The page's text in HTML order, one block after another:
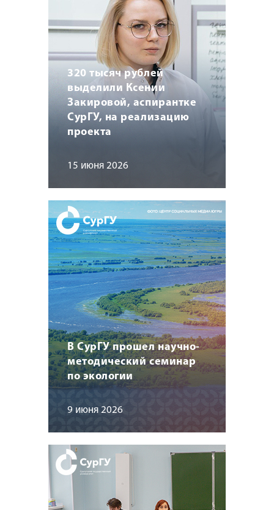
320 тысяч рублей
выделили Ксении
Закировой, аспирантке
СурГУ, на реализацию
проекта
15 июня 2026
В СурГУ прошел научно-
методический семинар
по экологии
9 июня 2026